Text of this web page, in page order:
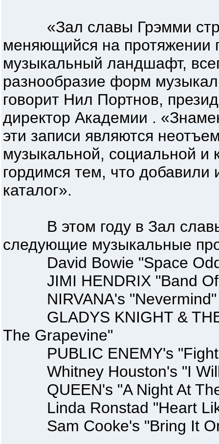
«Зал славы Грэмми
меняющийся на протяжении
музыкальный ландшафт,
разнообразие форм
говорит Нил Портнов,
директор Академии .
эти записи являются
музыкальной, социальной и
гордимся тем, что
каталог».
В этом году в Зал
следующие музыкальные
David Bowie "Space
JIMI HENDRIX "Band Of
NIRVANA's "Nevermind"
GLADYS KNIGHT & THE
The Grapevine"
PUBLIC ENEMY's "Fight
Whitney Houston's "I Will
QUEEN's "A Night At
Linda Ronstad "Heart
Sam Cooke's "Bring It On